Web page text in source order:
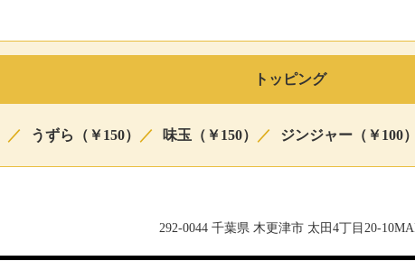
トッピング
／ うずら（￥150） ／ 味玉（￥150） ／ ジンジャー（￥100）